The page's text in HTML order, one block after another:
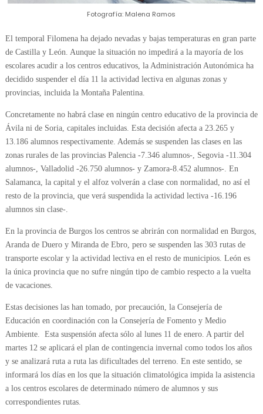
Fotografía: Malena Ramos
El temporal Filomena ha dejado nevadas y bajas temperaturas en gran parte
de Castilla y León. Aunque la situación no impedirá a la mayoría de los
escolares acudir a los centros educativos, la Administración Autonómica ha
decidido suspender el día 11 la actividad lectiva en algunas zonas y
provincias, incluida la Montaña Palentina.
Concretamente no habrá clase en ningún centro educativo de la provincia de
Ávila ni de Soria, capitales incluidas. Esta decisión afecta a 23.265 y
13.186 alumnos respectivamente. Además se suspenden las clases en las
zonas rurales de las provincias Palencia -7.346 alumnos-, Segovia -11.304
alumnos-, Valladolid -26.750 alumnos- y Zamora-8.452 alumnos-. En
Salamanca, la capital y el alfoz volverán a clase con normalidad, no así el
resto de la provincia, que verá suspendida la actividad lectiva -16.196
alumnos sin clase-.
En la provincia de Burgos los centros se abrirán con normalidad en Burgos,
Aranda de Duero y Miranda de Ebro, pero se suspenden las 303 rutas de
transporte escolar y la actividad lectiva en el resto de municipios. León es
la única provincia que no sufre ningún tipo de cambio respecto a la vuelta
de vacaciones.
Estas decisiones las han tomado, por precaución, la Consejería de
Educación en coordinación con la Consejería de Fomento y Medio
Ambiente. Esta suspensión afecta sólo al lunes 11 de enero. A partir del
martes 12 se aplicará el plan de contingencia invernal como todos los años
y se analizará ruta a ruta las dificultades del terreno. En este sentido, se
informará los días en los que la situación climatológica impida la asistencia
a los centros escolares de determinado número de alumnos y sus
correspondientes rutas.